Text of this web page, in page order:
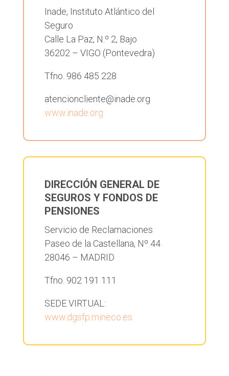
Inade, Instituto Atlántico del
Seguro
Calle La Paz, N.º 2, Bajo
36202 – VIGO (Pontevedra)
Tfno. 986 485 228
atencioncliente@inade.org
www.inade.org
DIRECCIÓN GENERAL DE
SEGUROS Y FONDOS DE
PENSIONES
Servicio de Reclamaciones
Paseo de la Castellana, Nº 44
28046 – MADRID
Tfno. 902 191 111
SEDE VIRTUAL:
www.dgsfp.mineco.es